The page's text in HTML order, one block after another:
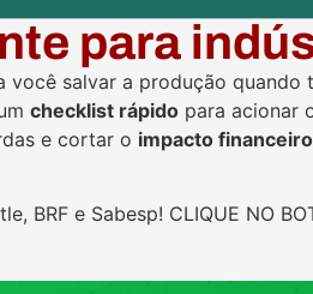
para
você salvar a produção
checklist rápido para acionar
e cortar o impacto financeiro
BRF e Sabesp! CLIQUE NO